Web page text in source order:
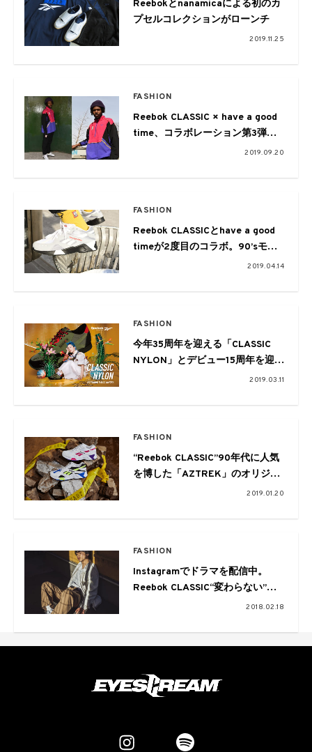
Reebokとnanamicaによる初のカ
プセルコレクションがローンチ
2019.11.25
FASHION
Reebok CLASSIC × have a good
time、コラボレーション第3弾は
アノラックとトラックパンツのセ
2019.09.20
FASHION
Reebok CLASSICとhave a good
timeが2度目のコラボ。90’sモデ
ルを採用したスペシャルデザイン
2019.04.14
FASHION
今年35周年を迎える「CLASSIC
NYLON」とデビュー15周年を迎え
る木村カエラがコラボ！“CLASSIC
2019.03.11
FASHION
“Reebok CLASSIC”90年代に人気
を博した「AZTREK」のオリジナ
ルカラー3色復刻。ロゴも90年代
2019.01.20
FASHION
Instagramでドラマを配信中。
Reebok CLASSIC“変わらない”魅
力を放つ名作スニーカーにも注目
2018.02.18